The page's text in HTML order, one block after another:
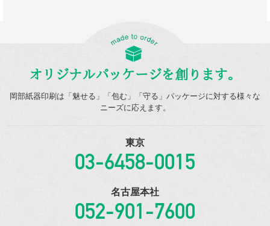
オリジナルパッケージを創ります。
岡部紙器印刷は「魅せる」「包む」「守る」パッケージに対する様々な
ニーズに応えます。
東京
03-6458-0015
名古屋本社
052-901-7600